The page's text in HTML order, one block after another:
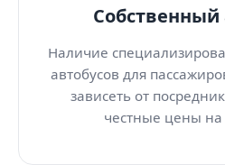
Собственный
Наличие
автобусов для
зависеть от
честные цены на